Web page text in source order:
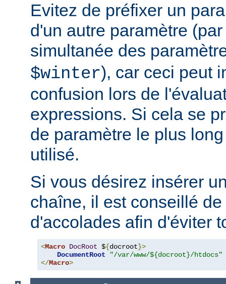
Evitez de préfixer un
d'un autre paramètre
simultanée des
$winter), car ceci peut
confusion lors de
expressions. Si cela se
de paramètre le plus
utilisé.
Si vous désirez insérer
chaîne, il est conseillé
d'accolades afin d'éviter
<Macro DocRoot ${docroot}>
DocumentRoot
"/var/www/${docroot}/htdocs"
</Macro>